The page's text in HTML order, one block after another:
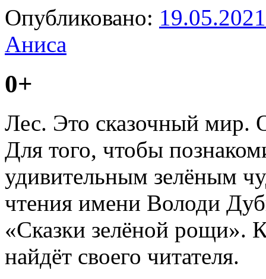
Опубликовано: 19.05.2021
Аниса
0+
Лес. Это сказочный мир.
Для того, чтобы
удивительным зелёным
чтения имени Володи
«Сказки зелёной рощи».
найдёт своего читателя.